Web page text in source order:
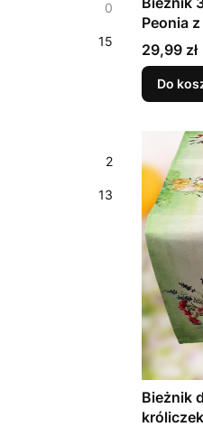
0
15
2
13
Peonia
Cena
29,99 zł
Do
Bieżnik